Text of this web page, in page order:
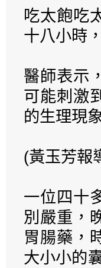
吃太飽吃
十八小時
醫師表示
可能刺激
的生理現
(黃玉芳報
一位四十
別嚴重，
胃腸藥，
大小小的